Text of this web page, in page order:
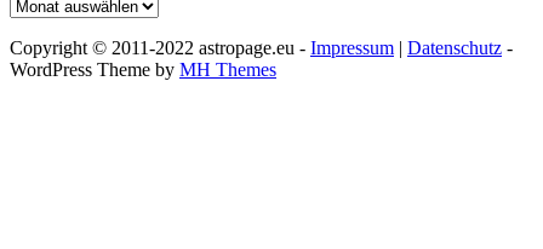
Copyright © 2011-2022 astropage.eu - Impressum | Datenschutz -
WordPress Theme by MH Themes